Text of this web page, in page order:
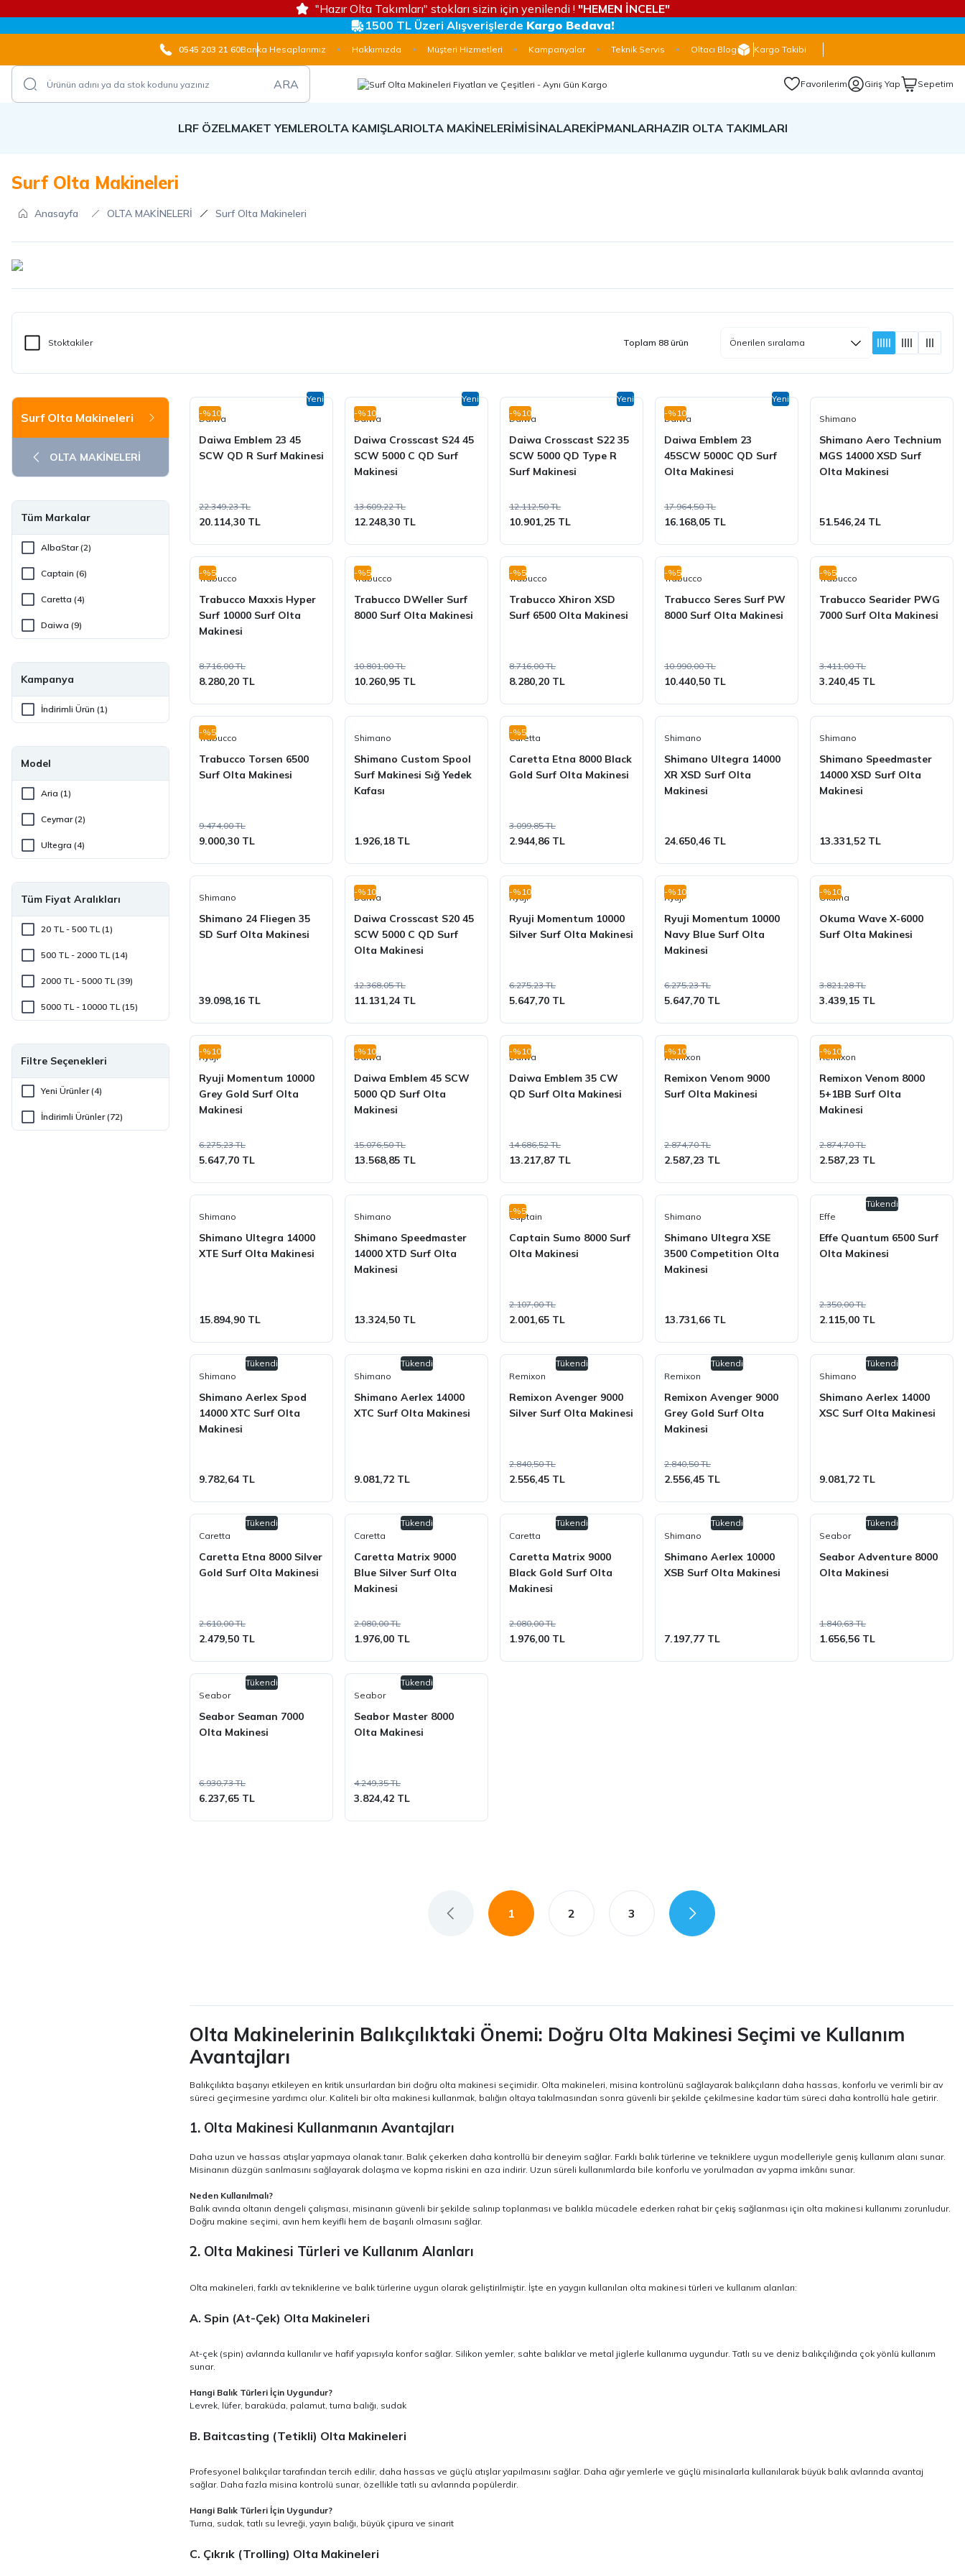
"Hazır Olta Takımları" stokları sizin için yenilendi ! "HEMEN İNCELE"
1500 TL Üzeri Alışverişlerde Kargo Bedava!
0545 203 21 60Banka Hesaplarımız Hakkımızda Müşteri Hizmetleri Kampanyalar Teknik Servis Oltacı Blog Kargo Takibi
ARA Favorilerim Giriş Yap Sepetim
LRF ÖZELMAKET YEMLEROLTA KAMIŞLARIOLTA MAKİNELERİMİSİNALAREKİPMANLARHAZIR OLTA TAKIMLARI
Surf Olta Makineleri
Anasayfa OLTA MAKİNELERİ Surf Olta Makineleri
Stoktakiler Toplam 88 ürün
Surf Olta Makineleri
OLTA MAKİNELERİ
Tüm Markalar
AlbaStar (2)
Captain (6)
Caretta (4)
Daiwa (9)
Effe (1)
Lineaeffe (1)
Ryuji (6)
Shimano (14)
Silstar (7)
Kampanya
İndirimli Ürün (1)
Model
Aria (1)
Ceymar (2)
Ultegra (4)
Tüm Fiyat Aralıkları
20 TL - 500 TL (1)
500 TL - 2000 TL (14)
2000 TL - 5000 TL (39)
5000 TL - 10000 TL (15)
40000 TL ve üzeri (1)
Filtre Seçenekleri
Yeni Ürünler (4)
İndirimli Ürünler (72)
-%10
Yeni
Daiwa
Daiwa Emblem 23 45
SCW QD R Surf Makinesi
22.349,23 TL
20.114,30 TL
-%10
Yeni
Daiwa
Daiwa Crosscast S24 45
SCW 5000 C QD Surf
Makinesi
13.609,22 TL
12.248,30 TL
-%10
Yeni
Daiwa
Daiwa Crosscast S22 35
SCW 5000 QD Type R
Surf Makinesi
12.112,50 TL
10.901,25 TL
-%10
Yeni
Daiwa
Daiwa Emblem 23
45SCW 5000C QD Surf
Olta Makinesi
17.964,50 TL
16.168,05 TL
Shimano
Shimano Aero Technium
MGS 14000 XSD Surf
Olta Makinesi
51.546,24 TL
-%5
Trabucco
Trabucco Maxxis Hyper
Surf 10000 Surf Olta
Makinesi
8.716,00 TL
8.280,20 TL
-%5
Trabucco
Trabucco DWeller Surf
8000 Surf Olta Makinesi
10.801,00 TL
10.260,95 TL
-%5
Trabucco
Trabucco Xhiron XSD
Surf 6500 Olta Makinesi
8.716,00 TL
8.280,20 TL
-%5
Trabucco
Trabucco Seres Surf PW
8000 Surf Olta Makinesi
10.990,00 TL
10.440,50 TL
-%5
Trabucco
Trabucco Searider PWG
7000 Surf Olta Makinesi
3.411,00 TL
3.240,45 TL
-%5
Trabucco
Trabucco Torsen 6500
Surf Olta Makinesi
9.474,00 TL
9.000,30 TL
Shimano
Shimano Custom Spool
Surf Makinesi Sığ Yedek
Kafası
1.926,18 TL
-%5
Caretta
Caretta Etna 8000 Black
Gold Surf Olta Makinesi
3.099,85 TL
2.944,86 TL
Shimano
Shimano Ultegra 14000
XR XSD Surf Olta
Makinesi
24.650,46 TL
Shimano
Shimano Speedmaster
14000 XSD Surf Olta
Makinesi
13.331,52 TL
Shimano
Shimano 24 Fliegen 35
SD Surf Olta Makinesi
39.098,16 TL
-%10
Daiwa
Daiwa Crosscast S20 45
SCW 5000 C QD Surf
Olta Makinesi
12.368,05 TL
11.131,24 TL
-%10
Ryuji
Ryuji Momentum 10000
Silver Surf Olta Makinesi
6.275,23 TL
5.647,70 TL
-%10
Ryuji
Ryuji Momentum 10000
Navy Blue Surf Olta
Makinesi
6.275,23 TL
5.647,70 TL
-%10
Okuma
Okuma Wave X-6000
Surf Olta Makinesi
3.821,28 TL
3.439,15 TL
-%10
Ryuji
Ryuji Momentum 10000
Grey Gold Surf Olta
Makinesi
6.275,23 TL
5.647,70 TL
-%10
Daiwa
Daiwa Emblem 45 SCW
5000 QD Surf Olta
Makinesi
15.076,50 TL
13.568,85 TL
-%10
Daiwa
Daiwa Emblem 35 CW
QD Surf Olta Makinesi
14.686,52 TL
13.217,87 TL
-%10
Remixon
Remixon Venom 9000
Surf Olta Makinesi
2.874,70 TL
2.587,23 TL
-%10
Remixon
Remixon Venom 8000
5+1BB Surf Olta
Makinesi
2.874,70 TL
2.587,23 TL
Shimano
Shimano Ultegra 14000
XTE Surf Olta Makinesi
15.894,90 TL
Shimano
Shimano Speedmaster
14000 XTD Surf Olta
Makinesi
13.324,50 TL
-%5
Captain
Captain Sumo 8000 Surf
Olta Makinesi
2.107,00 TL
2.001,65 TL
Shimano
Shimano Ultegra XSE
3500 Competition Olta
Makinesi
13.731,66 TL
Tükendi
Effe
Effe Quantum 6500 Surf
Olta Makinesi
2.350,00 TL
2.115,00 TL
Tükendi
Shimano
Shimano Aerlex Spod
14000 XTC Surf Olta
Makinesi
9.782,64 TL
Tükendi
Shimano
Shimano Aerlex 14000
XTC Surf Olta Makinesi
9.081,72 TL
Tükendi
Remixon
Remixon Avenger 9000
Silver Surf Olta Makinesi
2.840,50 TL
2.556,45 TL
Tükendi
Remixon
Remixon Avenger 9000
Grey Gold Surf Olta
Makinesi
2.840,50 TL
2.556,45 TL
Tükendi
Shimano
Shimano Aerlex 14000
XSC Surf Olta Makinesi
9.081,72 TL
Tükendi
Caretta
Caretta Etna 8000 Silver
Gold Surf Olta Makinesi
2.610,00 TL
2.479,50 TL
Tükendi
Caretta
Caretta Matrix 9000
Blue Silver Surf Olta
Makinesi
2.080,00 TL
1.976,00 TL
Tükendi
Caretta
Caretta Matrix 9000
Black Gold Surf Olta
Makinesi
2.080,00 TL
1.976,00 TL
Tükendi
Shimano
Shimano Aerlex 10000
XSB Surf Olta Makinesi
7.197,77 TL
Tükendi
Seabor
Seabor Adventure 8000
Olta Makinesi
1.840,63 TL
1.656,56 TL
Tükendi
Seabor
Seabor Seaman 7000
Olta Makinesi
6.930,73 TL
6.237,65 TL
Tükendi
Seabor
Seabor Master 8000
Olta Makinesi
4.249,35 TL
3.824,42 TL
1 2 3
Olta Makinelerinin Balıkçılıktaki Önemi: Doğru Olta Makinesi Seçimi ve Kullanım
Avantajları
Balıkçılıkta başarıyı etkileyen en kritik unsurlardan biri doğru olta makinesi seçimidir. Olta makineleri, misina kontrolünü sağlayarak balıkçıların daha hassas, konforlu ve verimli bir av
süreci geçirmesine yardımcı olur. Kaliteli bir olta makinesi kullanmak, balığın oltaya takılmasından sonra güvenli bir şekilde çekilmesine kadar tüm süreci daha kontrollü hale getirir.
1. Olta Makinesi Kullanmanın Avantajları
Daha uzun ve hassas atışlar yapmaya olanak tanır. Balık çekerken daha kontrollü bir deneyim sağlar. Farklı balık türlerine ve tekniklere uygun modelleriyle geniş kullanım alanı sunar.
Misinanın düzgün sarılmasını sağlayarak dolaşma ve kopma riskini en aza indirir. Uzun süreli kullanımlarda bile konforlu ve yorulmadan av yapma imkânı sunar.
Neden Kullanılmalı?
Balık avında oltanın dengeli çalışması, misinanın güvenli bir şekilde salınıp toplanması ve balıkla mücadele ederken rahat bir çekiş sağlanması için olta makinesi kullanımı zorunludur.
Doğru makine seçimi, avın hem keyifli hem de başarılı olmasını sağlar.
2. Olta Makinesi Türleri ve Kullanım Alanları
Olta makineleri, farklı av tekniklerine ve balık türlerine uygun olarak geliştirilmiştir. İşte en yaygın kullanılan olta makinesi türleri ve kullanım alanları:
A. Spin (At-Çek) Olta Makineleri
At-çek (spin) avlarında kullanılır ve hafif yapısıyla konfor sağlar. Silikon yemler, sahte balıklar ve metal jiglerle kullanıma uygundur. Tatlı su ve deniz balıkçılığında çok yönlü kullanım
sunar.
Hangi Balık Türleri İçin Uygundur?
Levrek, lüfer, baraküda, palamut, turna balığı, sudak
B. Baitcasting (Tetikli) Olta Makineleri
Profesyonel balıkçılar tarafından tercih edilir, daha hassas ve güçlü atışlar yapılmasını sağlar. Daha ağır yemlerle ve güçlü misinalarla kullanılarak büyük balık avlarında avantaj
sağlar. Daha fazla misina kontrolü sunar, özellikle tatlı su avlarında popülerdir.
Hangi Balık Türleri İçin Uygundur?
Turna, sudak, tatlı su levreği, yayın balığı, büyük çipura ve sinarit
C. Çıkrık (Trolling) Olta Makineleri